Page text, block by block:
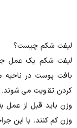
لیفت شکم چیست؟
لیفت شکم یک عمل
بافت پوست در
کردن تقویت می‌شوند.
وزن باید قبل از عمل
وزن کم کنند. با این